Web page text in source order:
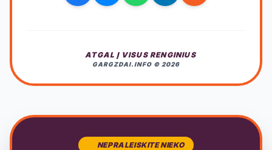
ATGAL Į VISUS RENGINIUS
GARGZDAI.INFO © 2026
NEPRALEISKITE NIEKO